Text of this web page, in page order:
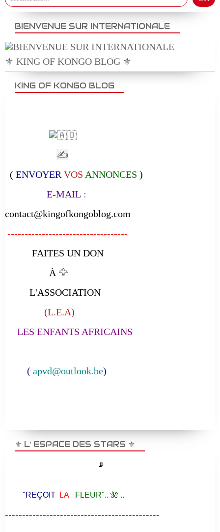
BIENVENUE SUR INTERNATIONALE
⚜️ KING OF KONGO BLOG ⚜️
KING OF KONGO BLOG
✍
( ENVOYER VOS ANNONCES )
E-MAIL :
contact@kingofkongoblog.com
-----------------------------------
FAITES UN DON
À 🦅
L'ASSOCIATION
(L.E.A)
LES ENFANTS AFRICAINS
( apvd@outlook.be)
⚜️ L' ESPACE DES STARS ⚜️
📡
"REÇOIT LA FLEUR".. 🌺 ..
---------------------------------------------